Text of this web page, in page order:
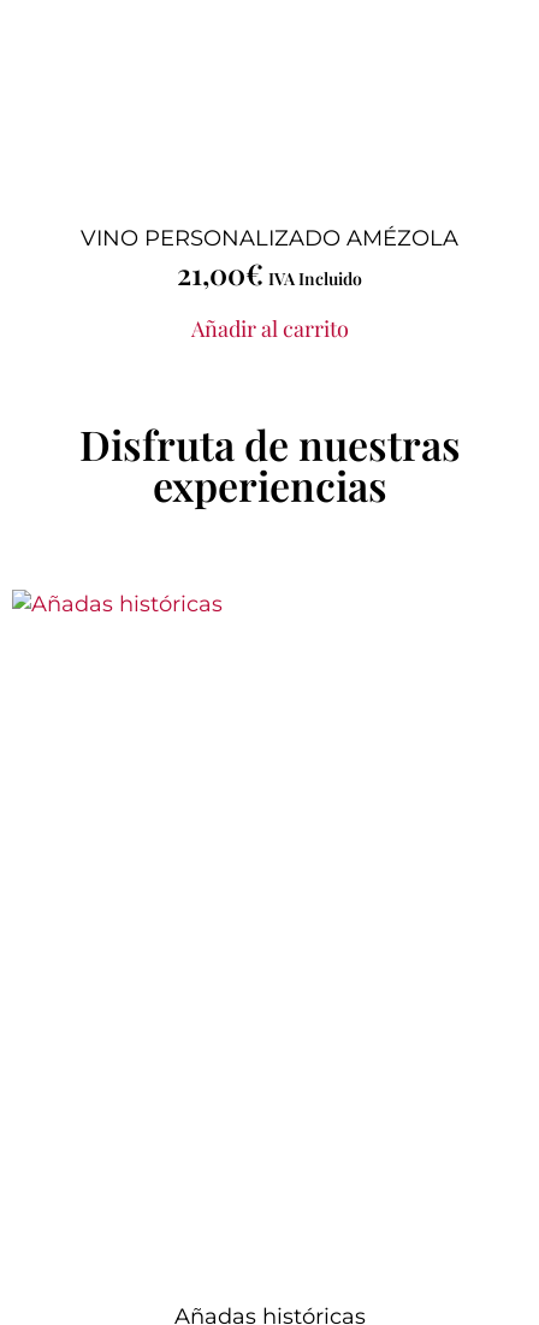
VINO PERSONALIZADO AMÉZOLA
21,00€ IVA Incluido
Añadir al carrito
Disfruta de nuestras
experiencias
Añadas históricas